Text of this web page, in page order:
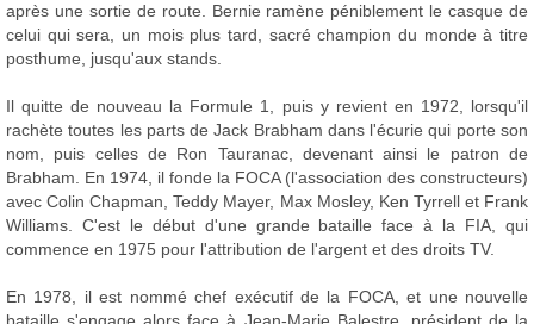
après une sortie de route. Bernie ramène péniblement le casque de
celui qui sera, un mois plus tard, sacré champion du monde à titre
posthume, jusqu'aux stands.
Il quitte de nouveau la Formule 1, puis y revient en 1972, lorsqu'il
rachète toutes les parts de Jack Brabham dans l'écurie qui porte son
nom, puis celles de Ron Tauranac, devenant ainsi le patron de
Brabham. En 1974, il fonde la FOCA (l'association des constructeurs)
avec Colin Chapman, Teddy Mayer, Max Mosley, Ken Tyrrell et Frank
Williams. C'est le début d'une grande bataille face à la FIA, qui
commence en 1975 pour l'attribution de l'argent et des droits TV.
En 1978, il est nommé chef exécutif de la FOCA, et une nouvelle